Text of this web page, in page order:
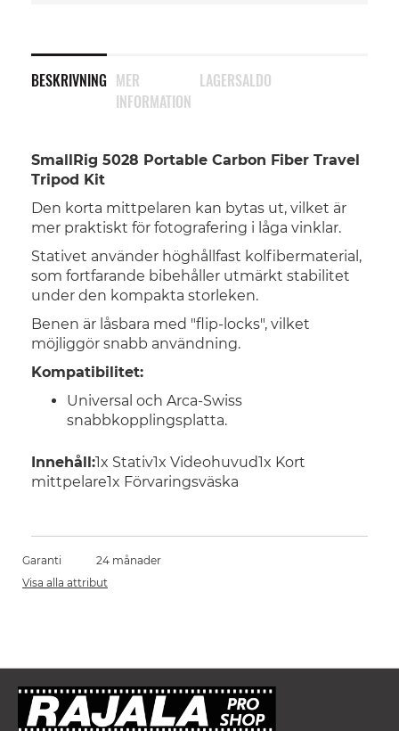
BESKRIVNING
SmallRig 5028 Portable Carbon Fiber Travel
Tripod Kit
Den korta mittpelaren kan bytas ut, vilket är
mer praktiskt för fotografering i låga vinklar.
Stativet använder höghållfast kolfibermaterial,
som fortfarande bibehåller utmärkt stabilitet
under den kompakta storleken.
Benen är låsbara med "flip-locks", vilket
möjliggör snabb användning.
Kompatibilitet:
Universal och Arca-Swiss
snabbkopplingsplatta.
Innehåll:1x Stativ1x Videohuvud1x Kort
mittpelare1x Förvaringsväska
MER
INFORMATION
LAGERSALDO
Garanti
24 månader
Visa alla attribut